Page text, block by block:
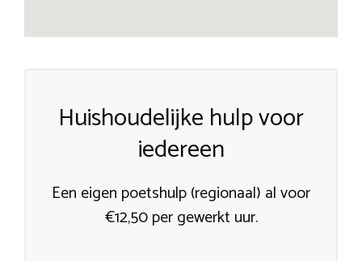
Huishoudelijke hulp voor
iedereen
Een eigen poetshulp (regionaal) al voor
€12,50 per gewerkt uur.